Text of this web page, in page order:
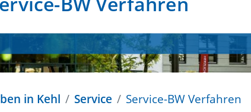
in Kehl Service Service-BW Verfahren